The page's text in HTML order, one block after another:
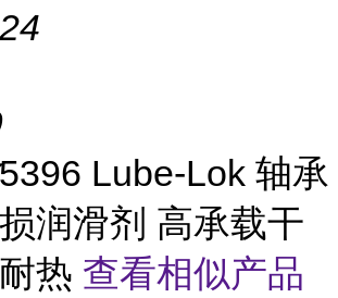
5396 Lube-Lok 轴承
润滑剂 高承载干
热 查看相似产品